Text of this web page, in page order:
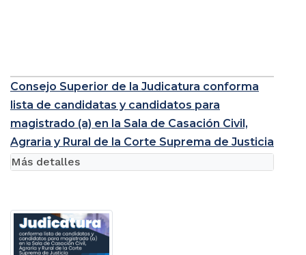
Consejo Superior de la Judicatura conforma
lista de candidatas y candidatos para
magistrado (a) en la Sala de Casación Civil,
Agraria y Rural de la Corte Suprema de Justicia
Más detalles